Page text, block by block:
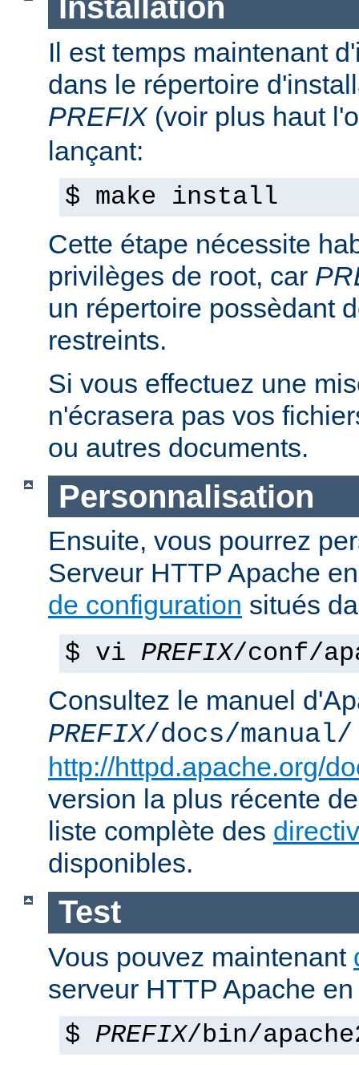
Installation
Il est temps maintenant
dans le répertoire
PREFIX(voir plus haut
lançant:
$ make install
Cette étape nécessite
privilèges de root, car
un répertoire possèdant
restreints.
Si vous effectuez une
n'écrasera pas vos
ou autres documents.
Personnalisation
Ensuite, vous pourrez
Serveur HTTP Apache
de configuration situés
$ vi PREFIX/conf/
Consultez le manuel
PREFIX/docs/manual/
http://httpd.apache.org/
version la plus récente
liste complète des
disponibles.
Test
Vous pouvez maintenant
serveur HTTP Apache
$ PREFIX/bin/